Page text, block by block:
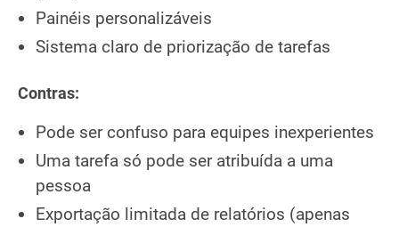
Painéis personalizáveis
Sistema claro de priorização de tarefas
Contras:
Pode ser confuso para equipes inexperientes
Uma tarefa só pode ser atribuída a uma
pessoa
Exportação limitada de relatórios (apenas